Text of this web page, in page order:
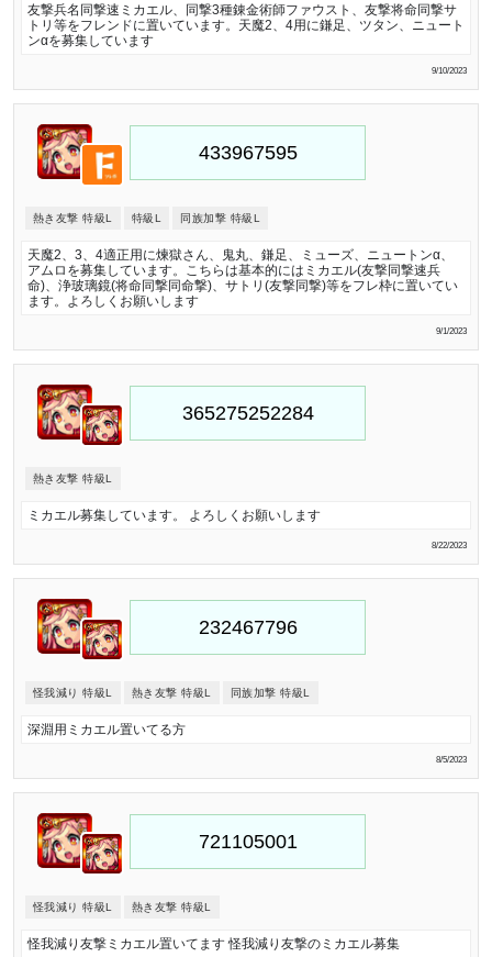
友撃兵名同撃速ミカエル、同撃3種錬金術師ファウスト、友撃将命同撃サ
トリ等をフレンドに置いています。天魔2、4用に鎌足、ツタン、ニュート
ンαを募集しています
9/10/2023
熱き友撃 特級L 特級L 同族加撃 特級L
天魔2、3、4適正用に煉獄さん、鬼丸、鎌足、ミューズ、ニュートンα、
アムロを募集しています。こちらは基本的にはミカエル(友撃同撃速兵
命)、浄玻璃鏡(将命同撃同命撃)、サトリ(友撃同撃)等をフレ枠に置いてい
ます。よろしくお願いします
9/1/2023
熱き友撃 特級L
ミカエル募集しています。 よろしくお願いします
8/22/2023
怪我減り 特級L 熱き友撃 特級L 同族加撃 特級L
深淵用ミカエル置いてる方
8/5/2023
怪我減り 特級L 熱き友撃 特級L
怪我減り友撃ミカエル置いてます 怪我減り友撃のミカエル募集